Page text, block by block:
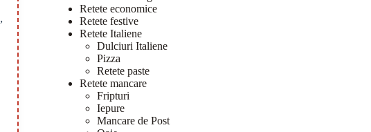
Retete economice
Retete festive
Retete Italiene
Dulciuri Italiene
Pizza
Retete paste
Retete mancare
Fripturi
Iepure
Mancare de Post